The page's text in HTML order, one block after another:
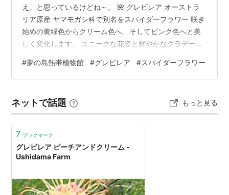
え、と思っているけどね～。 🌺 グレビレア オーストラ
リア原産 ヤマモガシ科で別名をスパイダーフラワー 咲き
始めの黄緑色からクリーム色へ、そしてピンク色へと美
しく変化します。 ユニークな花姿と鮮やかなグラデーシ
て、筆先や蜘蛛の足のような不思議な美しさ。 ランキン
グ参加中みんなの花図鑑 ランキング参加中四季の花々大
加中写真・カメラ
#夢の島熱帯植物館 #グレビレア #スパイダーフラワー
ネットで話題 もっと見る
7 ブックマーク
グレビレア ピーチアンドクリーム -
Ushidama Farm